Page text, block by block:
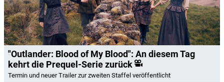
"Outlander: Blood of My Blood": An diesem Tag
kehrt die Prequel-Serie zurück
Termin und neuer Trailer zur zweiten Staffel veröffentlicht